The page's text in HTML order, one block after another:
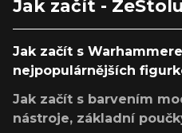
Jak začít -
Jak začít s
nejpopulárnějších
Jak začít s barvením
nástroje, základní